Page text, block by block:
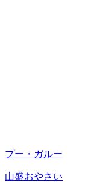
プー・ガルー
山盛おやさい